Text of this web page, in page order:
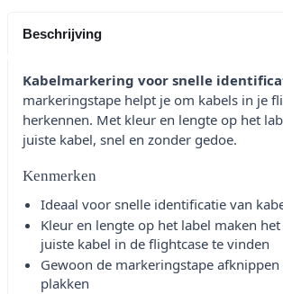
Beschrijving
Kabelmarkering voor snelle
markeringstape helpt je om kabels in je
herkennen. Met kleur en lengte op het
juiste kabel, snel en zonder gedoe.
Kenmerken
Ideaal voor snelle identificatie van
Kleur en lengte op het label maken
juiste kabel in de flightcase te vinden
Gewoon de markeringstape afknippen
plakken